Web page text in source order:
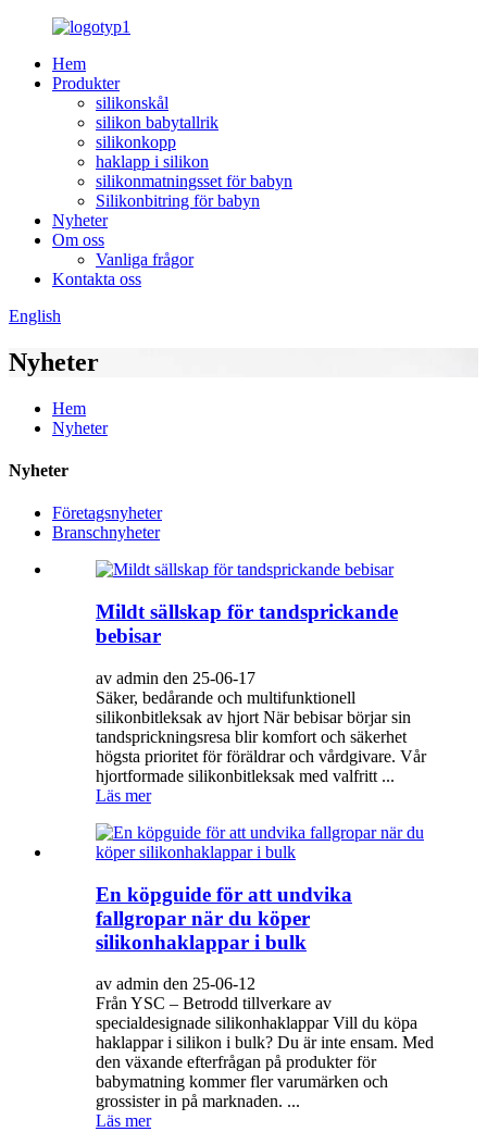
Hem
Produkter
silikonskål
silikon babytallrik
silikonkopp
haklapp i silikon
silikonmatningsset för babyn
Silikonbitring för babyn
Nyheter
Om oss
Vanliga frågor
Kontakta oss
English
Nyheter
Hem
Nyheter
Nyheter
Företagsnyheter
Branschnyheter
Mildt sällskap för tandsprickande
bebisar
av admin den 25-06-17
Säker, bedårande och multifunktionell
silikonbitleksak av hjort När bebisar börjar sin
tandsprickningsresa blir komfort och säkerhet
högsta prioritet för föräldrar och vårdgivare. Vår
hjortformade silikonbitleksak med valfritt ...
Läs mer
En köpguide för att undvika
fallgropar när du köper
silikonhaklappar i bulk
av admin den 25-06-12
Från YSC – Betrodd tillverkare av
specialdesignade silikonhaklappar Vill du köpa
haklappar i silikon i bulk? Du är inte ensam. Med
den växande efterfrågan på produkter för
babymatning kommer fler varumärken och
grossister in på marknaden. ...
Läs mer